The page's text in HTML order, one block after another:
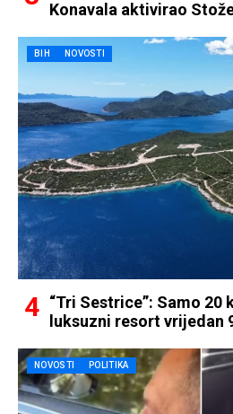
Konavala aktivirao
BIH NOVOSTI
“Tri Sestrice”: Samo 20
luksuzni resort vrijedan
NOVOSTI POLITIKA